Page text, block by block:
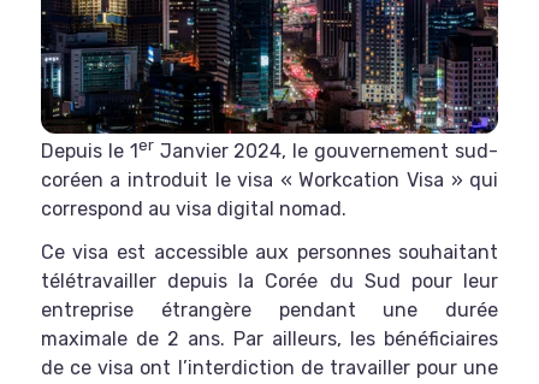
Depuis le 1 er Janvier 2024, le gouvernement sud-
coréen a introduit le visa « Workcation Visa » qui
correspond au visa digital nomad.
Ce visa est accessible aux personnes souhaitant
télétravailler depuis la Corée du Sud pour leur
entreprise étrangère pendant une durée
maximale de 2 ans. Par ailleurs, les bénéficiaires
de ce visa ont l’interdiction de travailler pour une